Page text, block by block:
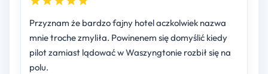
Przyznam że bardzo fajny hotel aczkolwiek nazwa
mnie troche zmyliła. Powinenem się domyślić kiedy
pilot zamiast lądować w Waszyngtonie rozbił się na
polu.